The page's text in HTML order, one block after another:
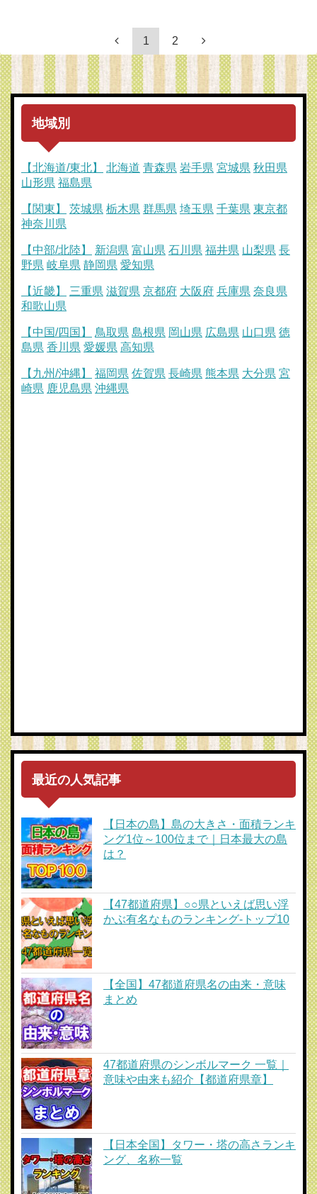
1 2
地域別
【北海道/東北】 北海道 青森県 岩手県 宮城県 秋田県
山形県 福島県
【関東】 茨城県 栃木県 群馬県 埼玉県 千葉県 東京都
神奈川県
【中部/北陸】 新潟県 富山県 石川県 福井県 山梨県 長
野県 岐阜県 静岡県 愛知県
【近畿】 三重県 滋賀県 京都府 大阪府 兵庫県 奈良県
和歌山県
【中国/四国】 鳥取県 島根県 岡山県 広島県 山口県 徳
島県 香川県 愛媛県 高知県
【九州/沖縄】 福岡県 佐賀県 長崎県 熊本県 大分県 宮
崎県 鹿児島県 沖縄県
最近の人気記事
【日本の島】島の大きさ・面積ランキ
ング1位～100位まで｜日本最大の島
は？
【47都道府県】○○県といえば思い浮
かぶ有名なものランキング-トップ10
【全国】47都道府県名の由来・意味
まとめ
47都道府県のシンボルマーク 一覧｜
意味や由来も紹介【都道府県章】
【日本全国】タワー・塔の高さランキ
ング、名称一覧